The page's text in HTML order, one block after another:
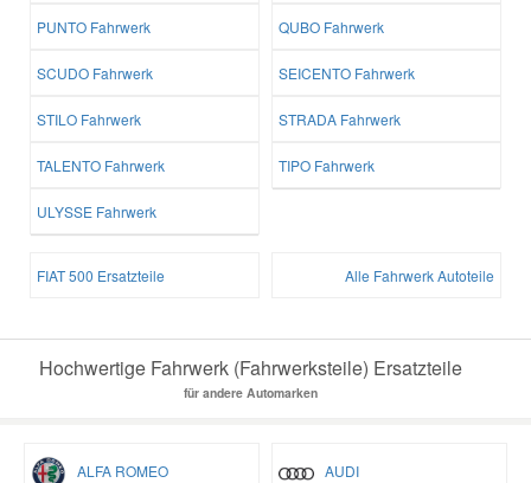
PUNTO Fahrwerk QUBO Fahrwerk
SCUDO Fahrwerk SEICENTO Fahrwerk
STILO Fahrwerk STRADA Fahrwerk
TALENTO Fahrwerk TIPO Fahrwerk
ULYSSE Fahrwerk
FIAT 500 Ersatzteile Alle Fahrwerk Autoteile
Hochwertige Fahrwerk (Fahrwerksteile) Ersatzteile
für andere Automarken
ALFA ROMEO AUDI